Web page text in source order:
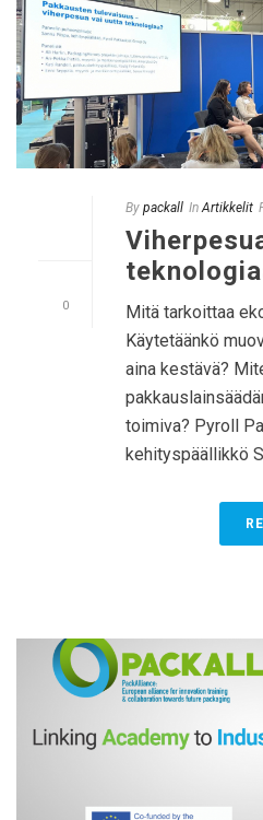
0
By packall In Artikkelit
Mitä tarkoittaa
Käytetäänkö
aina kestävä?
toimiva? Pyroll
kehityspäällikkö